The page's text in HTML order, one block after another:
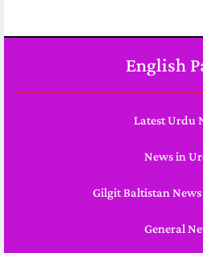
English
Latest Urdu
News in
Gilgit Baltistan
General